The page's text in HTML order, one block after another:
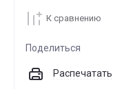
К сравнению
Поделиться
Распечатать